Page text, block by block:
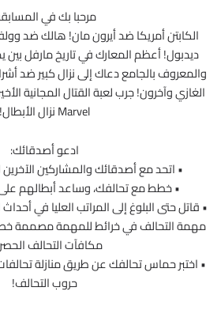
مرحبا بك في
الكابتن أمريكا ضد أيرون مان! هالك ضد
ديدبول! أعظم المعارك في تاريخ مارفل
والمعروف بالجامع دعاك إلى نزال كبير ضد
الغازي وآخرون! جرب لعبة القتال المجانية
Marvel نزال الأبطال!
ادعو أصدقائك:
• اتحد مع أصدقائك والمشاركين
• خطط مع تحالفك، وساعد أبطالهم
• قاتل حتى البلوغ إلى المراتب العليا في
مهمة التحالف في خرائط للمهمة مصممة
مكافآت التحالف
• اختبر حماس تحالفك عن طريق منازلة
حروب التحالف!